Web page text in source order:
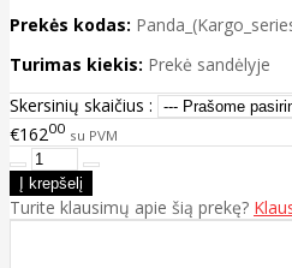
Prekės kodas:
Turimas kiekis: Prekė sandėlyje
Skersinių skaičius :
€16200 su PVM
Turite klausimų apie šią prekę?